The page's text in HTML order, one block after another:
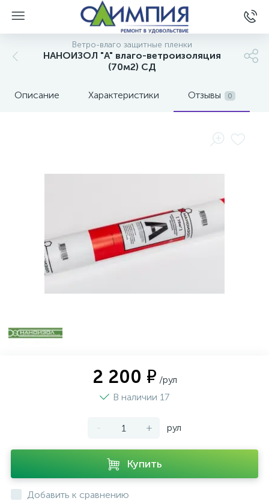
Ветро-влаго защитные пленки
НАНОИЗОЛ "A" влаго-ветроизоляция
(70м2) СД
Описание Характеристики Отзывы 0
2 200 ₽ /рул
В наличии 17
- + рул
Купить
Добавить к сравнению